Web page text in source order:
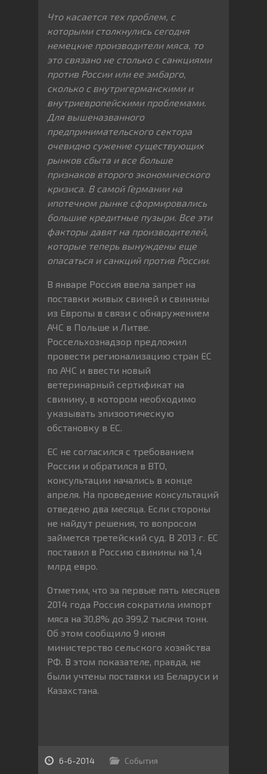
Что касается тех проблем, с
которыми столкнулись сегодня
немецкие производители мяса, то
это связано не столько с санкциями
против России или ее эмбарго,
сколько с внутригерманскими и
внутриевропейскими проблемами.
Для вышеназванного
предпринимательского сектора
очевидно сужение существующих
рынков сбыта и все больше
признаков второго экономического
кризиса. В самой Германии на
ипотечном рынке сформировались
большие кредитные пузыри. Все эти
факторы давят на производителей,
которые теперь вынуждены еще
опасаться и санкций против России.
В январе Россия ввела запрет на
поставки живых свиней и свинины
из Европы в связи с обнаружением
АЧС в Польше и Литве.
Россельхознадзор предложил
провести регионализацию стран ЕС
по АЧС и ввести новый
ветеринарный сертификат на
свинину, в котором необходимо
указывать эпизоотическую
обстановку в ЕС.
ЕС не согласился с требованием
России и обратился в ВТО,
консультации начались в конце
апреля. На проведение консультаций
отведено два месяца. Если стороны
не найдут решения, то вопросом
займется третейский суд. В 2013 г. ЕС
поставил в Россию свинины на 1,4
млрд евро.
Отметим, что за первые пять месяцев
2014 года Россия сократила импорт
мяса на 30,8% до 399,2 тысячи тонн.
Об этом сообщило 9 июня
министерство сельского хозяйства
РФ. В этом показателе, правда, не
были учтены поставки из Беларуси и
Казахстана.
6-6-2014 События